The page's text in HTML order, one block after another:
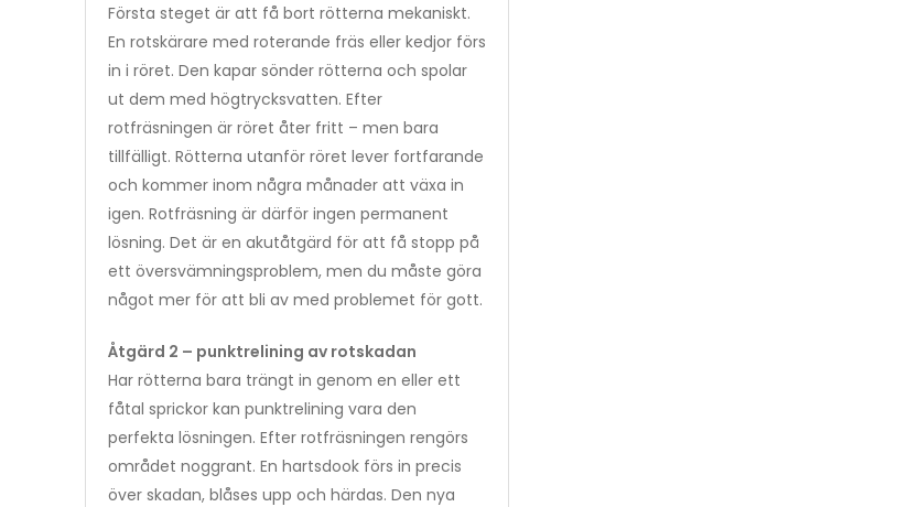
Första steget är att få bort rötterna mekaniskt.
En rotskärare med roterande fräs eller kedjor förs
in i röret. Den kapar sönder rötterna och spolar
ut dem med högtrycksvatten. Efter
rotfräsningen är röret åter fritt – men bara
tillfälligt. Rötterna utanför röret lever fortfarande
och kommer inom några månader att växa in
igen. Rotfräsning är därför ingen permanent
lösning. Det är en akutåtgärd för att få stopp på
ett översvämningsproblem, men du måste göra
något mer för att bli av med problemet för gott.
Åtgärd 2 – punktrelining av rotskadan
Har rötterna bara trängt in genom en eller ett
fåtal sprickor kan punktrelining vara den
perfekta lösningen. Efter rotfräsningen rengörs
området noggrant. En hartsdook förs in precis
över skadan, blåses upp och härdas. Den nya